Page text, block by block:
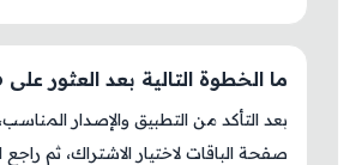
ما الخطوة التالية بعد العثور على Koloro؟
بعد التأكد من التطبيق والإصدار
صفحة الباقات لاختيار الاشتراك، ثم